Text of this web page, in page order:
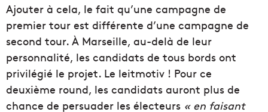
Ajouter à cela, le fait qu’une campagne de
premier tour est différente d’une campagne de
second tour. À Marseille, au-delà de leur
personnalité, les candidats de tous bords ont
privilégié le projet. Le leitmotiv ! Pour ce
deuxième round, les candidats auront plus de
chance de persuader les électeurs « en faisant